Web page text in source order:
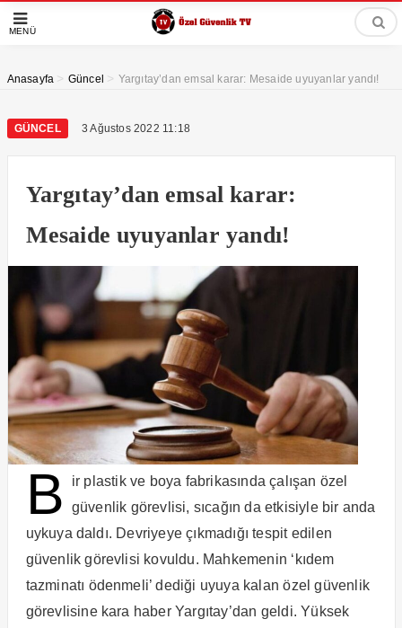
MENÜ
Anasayfa > Güncel > Yargıtay’dan emsal karar: Mesaide uyuyanlar yandı!
GÜNCEL 3 Ağustos 2022 11:18
Yargıtay’dan emsal karar:
Mesaide uyuyanlar yandı!
B
ir plastik ve boya fabrikasında çalışan özel
güvenlik görevlisi, sıcağın da etkisiyle bir anda
uykuya daldı. Devriyeye çıkmadığı tespit edilen
güvenlik görevlisi kovuldu. Mahkemenin ‘kıdem
tazminatı ödenmeli’ dediği uyuya kalan özel güvenlik
görevlisine kara haber Yargıtay’dan geldi. Yüksek